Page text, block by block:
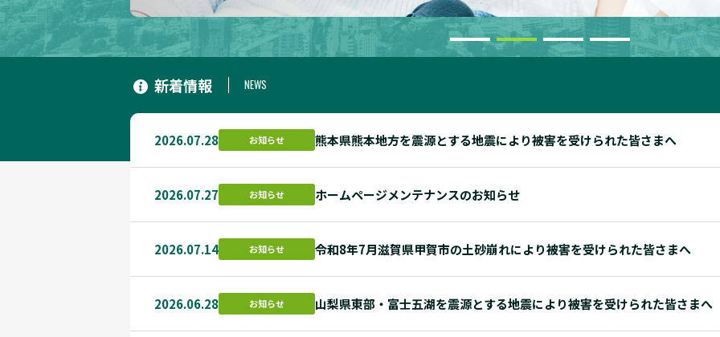
新着情報 NEWS
2026.07.28 お知らせ 熊本県熊本地方を震源とする地震により被害を受けられた皆さまへ
2026.07.27 お知らせ ホームページメンテナンスのお知らせ
2026.07.14 お知らせ 令和8年7月滋賀県甲賀市の土砂崩れにより被害を受けられた皆さまへ
2026.06.28 お知らせ 山梨県東部・富士五湖を震源とする地震により被害を受けられた皆さまへ